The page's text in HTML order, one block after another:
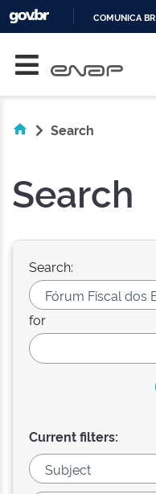
COMUNICA BR
Search
Search
Search:
for
Current filters: